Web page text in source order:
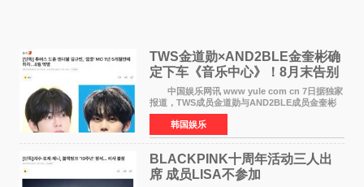
TWS金道勋×AND2BLE金奎彬确
定下车《音乐中心》！8月末告别
MC席位
中国娱乐网讯 www yule com cn 7日据独家
报道，TWS成员金道勋与AND2BLE成员金奎彬
将于8月离开《音乐中心》MC的位置。 金道
勋与金奎彬于去年3月与H2H A-NA一起被选为
《音乐中心》MC，约1
韩国娱乐
BLACKPINK十周年活动三人出
席 成员LISA不参加